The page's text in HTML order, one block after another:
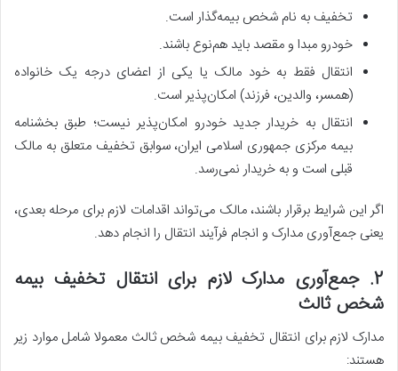
تخفیف به نام شخص بیمه‌گذار است.
خودرو مبدا و مقصد باید هم‌نوع باشند.
انتقال فقط به خود مالک یا یکی از اعضای درجه یک خانواده
(همسر، والدین، فرزند) امکان‌پذیر است.
انتقال به خریدار جدید خودرو امکان‌پذیر نیست؛ طبق بخشنامه
بیمه مرکزی جمهوری اسلامی ایران، سوابق تخفیف متعلق به مالک
قبلی است و به خریدار نمی‌رسد.
اگر این شرایط برقرار باشند، مالک می‌تواند اقدامات لازم برای مرحله بعدی،
یعنی جمع‌آوری مدارک و انجام فرآیند انتقال را انجام دهد.
2. جمع‌آوری مدارک لازم برای انتقال تخفیف بیمه
شخص ثالث
مدارک لازم برای انتقال تخفیف بیمه شخص ثالث معمولا شامل موارد زیر
هستند: